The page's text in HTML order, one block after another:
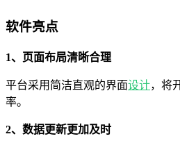
软件亮点
1、页面布局清晰合理
平台采用简洁直观的界面设计，将
率。
2、数据更新更加及时